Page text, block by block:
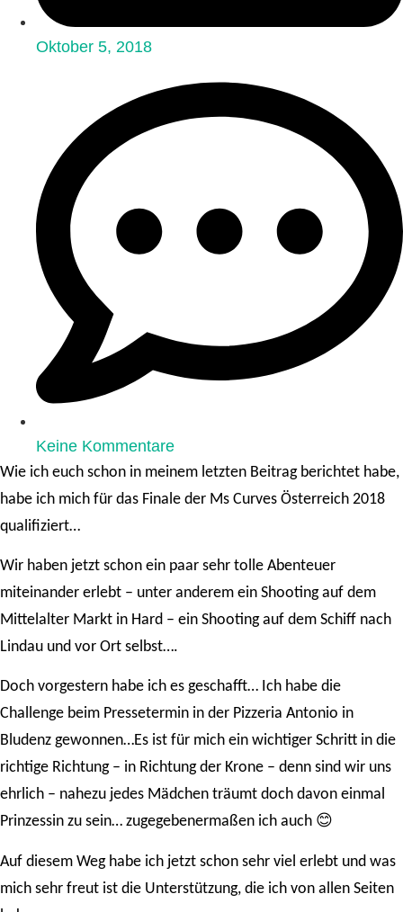
Oktober 5, 2018
Keine Kommentare
Wie ich euch schon in meinem letzten Beitrag berichtet habe,
habe ich mich für das Finale der Ms Curves Österreich 2018
qualifiziert…
Wir haben jetzt schon ein paar sehr tolle Abenteuer
miteinander erlebt – unter anderem ein Shooting auf dem
Mittelalter Markt in Hard – ein Shooting auf dem Schiff nach
Lindau und vor Ort selbst….
Doch vorgestern habe ich es geschafft… Ich habe die
Challenge beim Pressetermin in der Pizzeria Antonio in
Bludenz gewonnen…Es ist für mich ein wichtiger Schritt in die
richtige Richtung – in Richtung der Krone – denn sind wir uns
ehrlich – nahezu jedes Mädchen träumt doch davon einmal
Prinzessin zu sein… zugegebenermaßen ich auch 😊
Auf diesem Weg habe ich jetzt schon sehr viel erlebt und was
mich sehr freut ist die Unterstützung, die ich von allen Seiten